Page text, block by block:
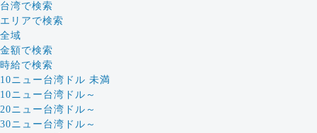
台湾で検索
エリアで検索
全域
金額で検索
時給で検索
10ニュー台湾ドル 未満
10ニュー台湾ドル～
20ニュー台湾ドル～
30ニュー台湾ドル～